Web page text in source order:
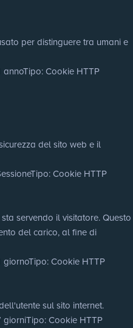
per distinguere tra umani e
annoTipo: Cookie HTTP
del sito web e il
Tipo: Cookie HTTP
servendo il visitatore. Questo
del carico, al fine di
giornoTipo: Cookie HTTP
sul sito internet.
giorniTipo: Cookie HTTP